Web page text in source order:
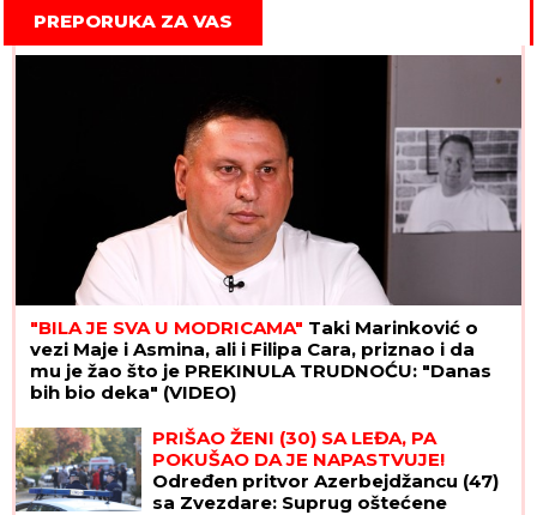
PREPORUKA ZA VAS
"BILA JE SVA U MODRICAMA" Taki Marinković o
vezi Maje i Asmina, ali i Filipa Cara, priznao i da
mu je žao što je PREKINULA TRUDNOĆU: "Danas
bih bio deka" (VIDEO)
PRIŠAO ŽENI (30) SA LEĐA, PA
POKUŠAO DA JE NAPASTVUJE!
Određen pritvor Azerbejdžancu (47)
sa Zvezdare: Suprug oštećene